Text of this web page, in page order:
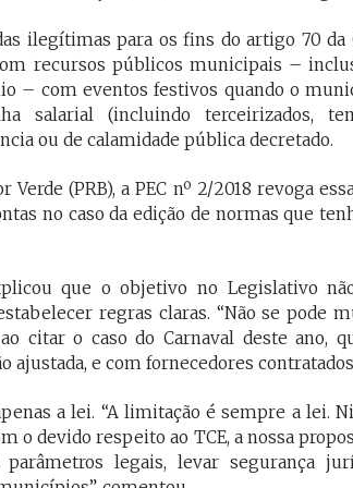
ilegítimas para os fins do artigo 70 da
recursos públicos municipais –
– com eventos festivos quando o
salarial (incluindo terceirizados,
ou de calamidade pública decretado.
(PRB), a PEC nº 2/2018 revoga
no caso da edição de normas que
que o objetivo no Legislativo
regras claras. “Não se pode
citar o caso do Carnaval deste ano,
ajustada, e com fornecedores
a lei. “A limitação é sempre a lei.
o devido respeito ao TCE, a nossa
legais, levar segurança
eu estou
VELTEN
o cargo de
Escola Superior
2018 e de
geral da Justiça
no biênio
Foi presidente
de Justiça do
para o Biênio
juízes e
FROZ
Ingressou
Público
Justiça.
função de
presidente
biênio